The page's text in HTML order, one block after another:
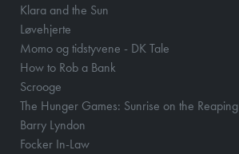
Klara and the Sun
Løvehjerte
Momo og tidstyvene - DK Tale
How to Rob a Bank
Scrooge
The Hunger Games: Sunrise on the Reaping
Barry Lyndon
Focker In-Law